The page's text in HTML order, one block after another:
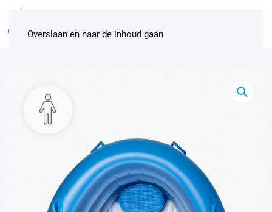
Badbevallingspakket
Overslaan en naar de inhoud gaan